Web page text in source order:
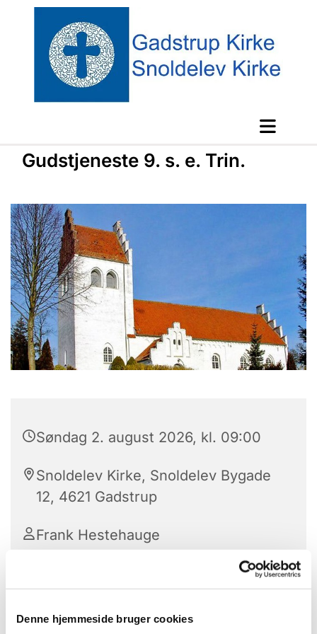
Denne hjemmeside bruger cookies
Gudstjeneste 9. s. e. Trin.
Søndag 2. august 2026, kl. 09:00
Snoldelev Kirke, Snoldelev Bygade
12, 4621 Gadstrup
Frank Hestehauge